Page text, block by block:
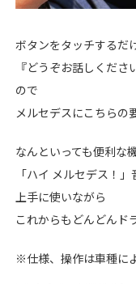
ボタンをタッチするだ
『どうぞお話しくだ
ので
メルセデスにこちらの
なんといっても便利な
「ハイ メルセデス！
上手に使いながら
これからもどんどんド
※仕様、操作は車種に